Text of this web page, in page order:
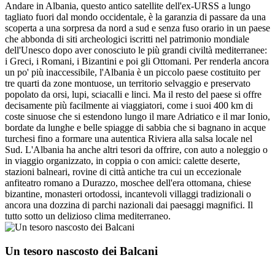
Andare in Albania, questo antico satellite dell'ex-URSS a lungo
tagliato fuori dal mondo occidentale, è la garanzia di passare da una
scoperta a una sorpresa da nord a sud e senza fuso orario in un paese
che abbonda di siti archeologici iscritti nel patrimonio mondiale
dell'Unesco dopo aver conosciuto le più grandi civiltà mediterranee:
i Greci, i Romani, i Bizantini e poi gli Ottomani. Per renderla ancora
un po' più inaccessibile, l'Albania è un piccolo paese costituito per
tre quarti da zone montuose, un territorio selvaggio e preservato
popolato da orsi, lupi, sciacalli e linci. Ma il resto del paese si offre
decisamente più facilmente ai viaggiatori, come i suoi 400 km di
coste sinuose che si estendono lungo il mare Adriatico e il mar Ionio,
bordate da lunghe e belle spiagge di sabbia che si bagnano in acque
turchesi fino a formare una autentica Riviera alla salsa locale nel
Sud. L'Albania ha anche altri tesori da offrire, con auto a noleggio o
in viaggio organizzato, in coppia o con amici: calette deserte,
stazioni balneari, rovine di città antiche tra cui un eccezionale
anfiteatro romano a Durazzo, moschee dell'era ottomana, chiese
bizantine, monasteri ortodossi, incantevoli villaggi tradizionali o
ancora una dozzina di parchi nazionali dai paesaggi magnifici. Il
tutto sotto un delizioso clima mediterraneo.
Un tesoro nascosto dei Balcani